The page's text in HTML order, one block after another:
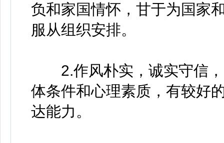
负和家国情怀，甘于为国家
服从组织安排。
2.作风朴实，诚实守信，
体条件和心理素质，有较好
达能力。